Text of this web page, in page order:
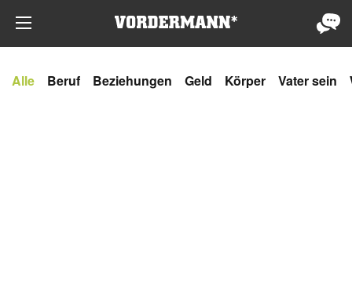
Alle Beruf Beziehungen Geld Körper Vater sein